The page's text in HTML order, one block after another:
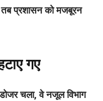
तब प्रशासन को मजबूरन
गए
चला, वे नजूल विभाग